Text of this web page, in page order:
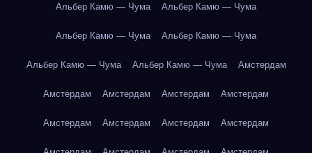
Альбер Камю — Чума Альбер Камю — Чума
Альбер Камю — Чума Альбер Камю — Чума
Альбер Камю — Чума Альбер Камю — Чума Амстердам
Амстердам Амстердам Амстердам Амстердам
Амстердам Амстердам Амстердам Амстердам